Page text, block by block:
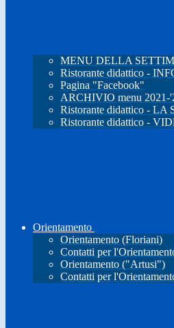
MENU DELLA
Ristorante didattico -
Pagina "Facebook"
ARCHIVIO menu 2021-
Ristorante didattico - LA
Ristorante didattico -
Orientamento
Orientamento (Floriani)
Contatti per
Orientamento ("Artusi")
Contatti per